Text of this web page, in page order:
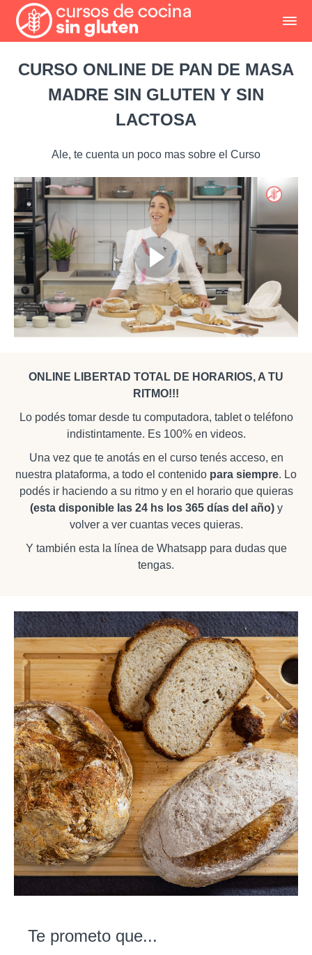
CURSO ONLINE DE PAN DE MASA
MADRE SIN GLUTEN Y SIN
LACTOSA
Ale, te cuenta un poco mas sobre el Curso
ONLINE LIBERTAD TOTAL DE HORARIOS, A TU
RITMO!!!
Lo podés tomar desde tu computadora, tablet o teléfono
indistintamente. Es 100% en videos.
Una vez que te anotás en el curso tenés acceso, en
nuestra plataforma, a todo el contenido para siempre. Lo
podés ir haciendo a su ritmo y en el horario que quieras
(esta disponible las 24 hs los 365 días del año)y
volver a ver cuantas veces quieras.
Y también esta la línea de Whatsapp para dudas que
tengas.
Te prometo que...